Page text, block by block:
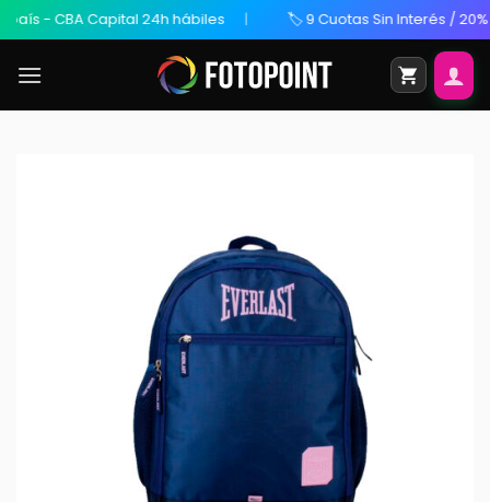
CBA Capital 24h hábiles 🏷️ 9 Cuotas Sin Interés / 20% OFF